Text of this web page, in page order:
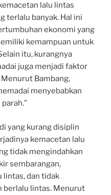
lalu lintas
terlalu banyak. Hal ini
ekonomi yang
kemampuan untuk
itu, kurangnya
juga menjadi faktor
Bambang,
menyebabkan
yang kurang disiplin
kemacetan lalu
tidak mengindahkan
sembarangan,
lintas, dan tidak
berlalu lintas. Menurut